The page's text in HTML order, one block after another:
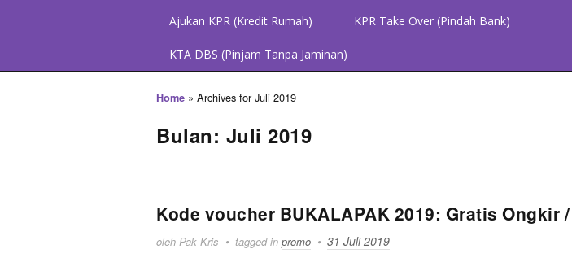
Ajukan KPR (Kredit Rumah) KPR Take Over (Pindah Bank)
KTA DBS (Pinjam Tanpa Jaminan)
Home » Archives for Juli 2019
Bulan: Juli 2019
Kode voucher BUKALAPAK 2019: Gratis
oleh Pak Kris tagged in promo 31 Juli 2019